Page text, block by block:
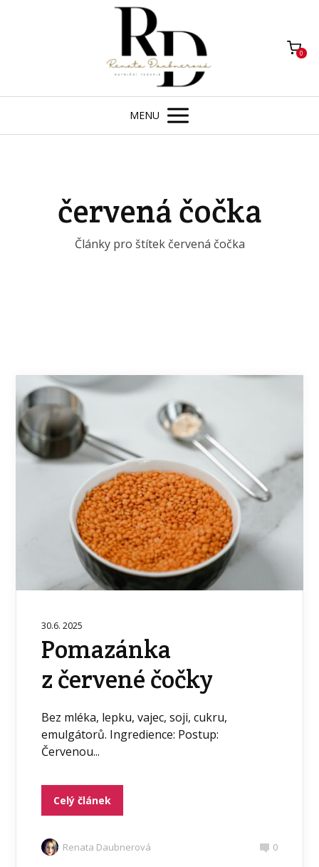
0
MENU
červená čočka
Články pro štítek červená čočka
30.6. 2025
Pomazánka
z červené čočky
Bez mléka, lepku, vajec, soji, cukru,
emulgátorů. Ingredience: Postup:
Červenou...
Celý článek
Renata Daubnerová 0